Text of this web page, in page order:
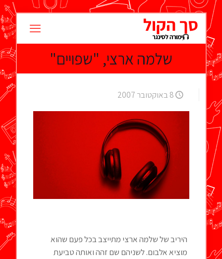
שלמה ארצי, "שפויים"
8 באוקטובר 2007
היריב של שלמה ארצי מתייצב בכל פעם שהוא
מוציא אלבום. לשניהם שם זהה ואותה טביעת